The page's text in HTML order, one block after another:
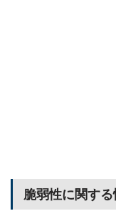
脆弱性に関する